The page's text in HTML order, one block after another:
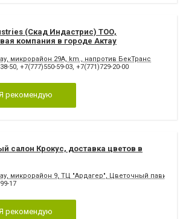
(Скад Индастрис) ТОО,
компания в городе Актау
микрорайон 29А, km., напротив БекТранс
50, +7(777)550-59-03, +7(771)729-20-00
рекомендую
салон Крокус, доставка цветов в
микрорайон 9, ТЦ "Ардагер", Цветочный павильон
17
рекомендую